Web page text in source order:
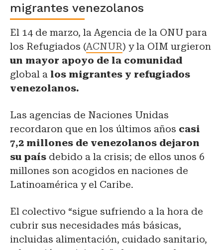
migrantes venezolanos
El 14 de marzo, la Agencia de la ONU para
los Refugiados (ACNUR) y la OIM urgieron
un mayor apoyo de la comunidad
global a los migrantes y refugiados
venezolanos.
Las agencias de Naciones Unidas
recordaron que en los últimos años casi
7,2 millones de venezolanos dejaron
su país debido a la crisis; de ellos unos 6
millones son acogidos en naciones de
Latinoamérica y el Caribe.
El colectivo “sigue sufriendo a la hora de
cubrir sus necesidades más básicas,
incluidas alimentación, cuidado sanitario,